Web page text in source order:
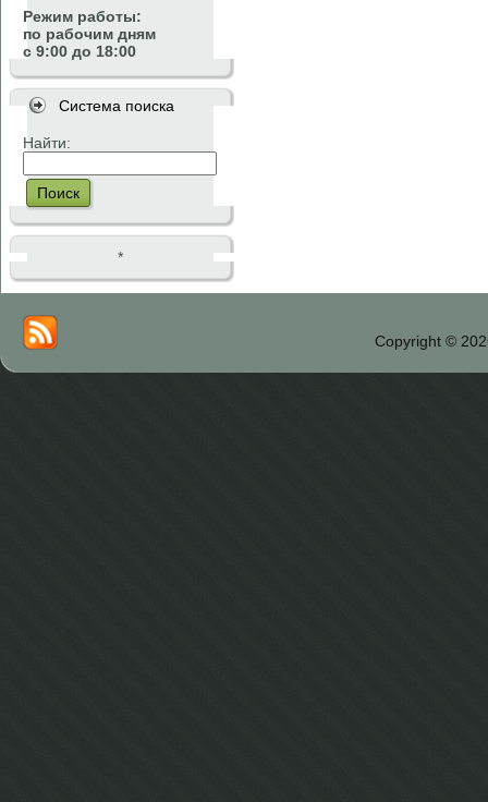
Режим работы:
по рабочим дням
с 9:00 до 18:00
Система поиска
Найти:
Поиск
*
Copyright ©